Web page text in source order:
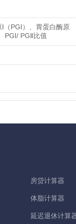
（PGⅠ）、胃蛋白酶原
PGⅠ/ PGⅡ比值
房贷计算器
体脂计算器
延迟退休计算